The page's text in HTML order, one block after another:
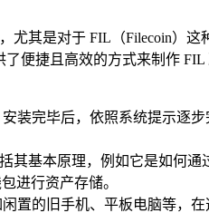
其是对于 FIL（Filecoin）
便捷且高效的方式来制作
装完毕后，依照系统提示逐
其基本原理，例如它是如何
进行资产存储。
的旧手机、平板电脑等，